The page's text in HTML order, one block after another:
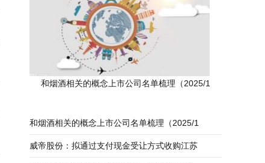
和烟酒相关的概念上市公司名单梳理（2025/1
和烟酒相关的概念上市公司名单梳理（2025/1
威帝股份：拟通过支付现金受让方式收购江苏